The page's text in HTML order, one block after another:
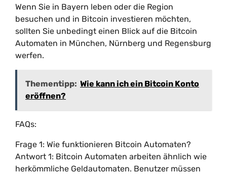
Wenn Sie in Bayern leben oder die Region
besuchen und in Bitcoin investieren möchten,
sollten Sie unbedingt einen Blick auf die Bitcoin
Automaten in München, Nürnberg und Regensburg
werfen.
Thementipp: Wie kann ich ein Bitcoin Konto
eröffnen?
FAQs:
Frage 1: Wie funktionieren Bitcoin Automaten?
Antwort 1: Bitcoin Automaten arbeiten ähnlich wie
herkömmliche Geldautomaten. Benutzer müssen